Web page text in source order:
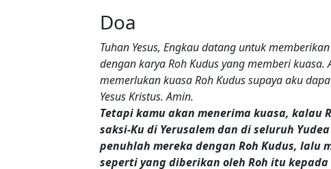
Doa
Tuhan Yesus, Engkau datang untuk
dengan karya Roh Kudus yang memberi
memerlukan kuasa Roh Kudus supaya aku
Yesus Kristus. Amin.
Tetapi kamu akan menerima kuasa, kalau
saksi-Ku di Yerusalem dan di seluruh
penuhlah mereka dengan Roh Kudus,
seperti yang diberikan oleh Roh itu